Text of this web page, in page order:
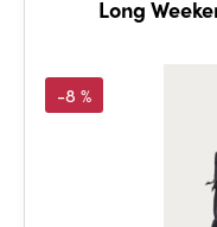
Long
-8 %